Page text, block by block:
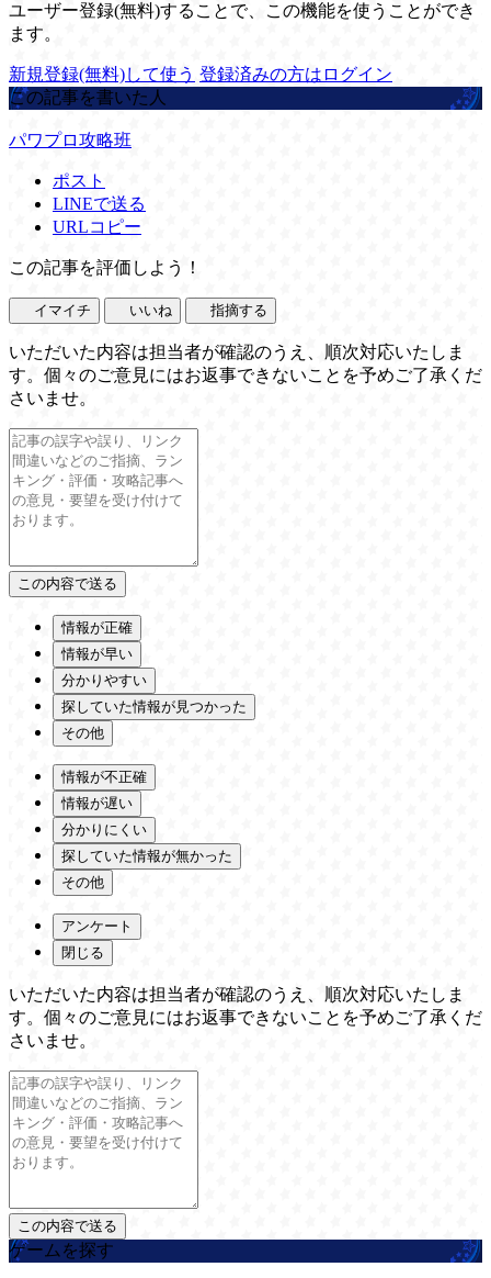
ユーザー登録(無料)することで、この機能を使うことができ
ます。
新規登録(無料)して使う 登録済みの方はログイン
この記事を書いた人
パワプロ攻略班
ポスト
LINEで送る
URLコピー
この記事を評価しよう！
イマイチ いいね 指摘する
いただいた内容は担当者が確認のうえ、順次対応いたしま
す。個々のご意見にはお返事できないことを予めご了承くだ
さいませ。
情報が正確
情報が早い
分かりやすい
探していた情報が見つかった
その他
情報が不正確
情報が遅い
分かりにくい
探していた情報が無かった
その他
アンケート
閉じる
いただいた内容は担当者が確認のうえ、順次対応いたしま
す。個々のご意見にはお返事できないことを予めご了承くだ
さいませ。
ゲームを探す